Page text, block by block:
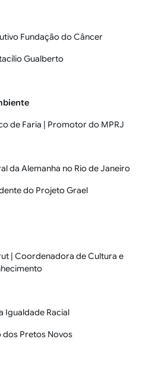
Fundação do Câncer
Gualberto
de Faria | Promotor do MPRJ
da Alemanha no Rio de Janeiro
do Projeto Grael
| Coordenadora de Cultura e
Igualdade Racial
dos Pretos Novos